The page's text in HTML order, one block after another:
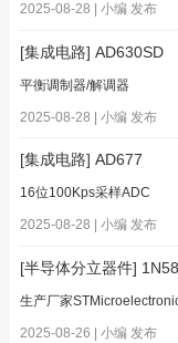
2025-08-28 | 小编 发布
[集成电路] AD630SD
平衡调制器/解调器
2025-08-28 | 小编 发布
[集成电路] AD677
16位100Kps采样ADC
2025-08-28 | 小编 发布
[半导体分立器件]
生产厂家
2025-08-26 | 小编 发布